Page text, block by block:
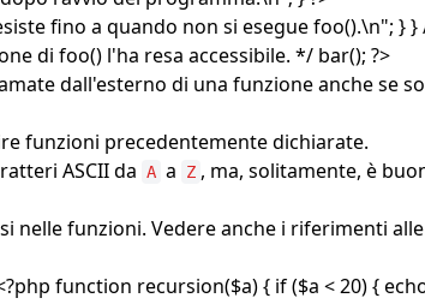
fino a quando non si esegue foo().\n"; }
di foo() l'ha resa accessibile. */ bar(); ?>
dall'esterno di una funzione anche se
funzioni precedentemente dichiarate.
ASCII da A a Z , ma, solitamente, è
nelle funzioni. Vedere anche i riferimenti
function recursion($a) { if ($a < 20) {